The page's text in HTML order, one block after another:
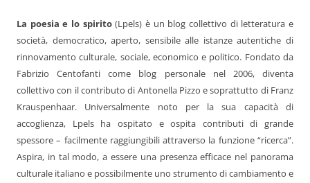
La poesia e lo spirito(Lpels) è un blog collettivo di letteratura e
società, democratico, aperto, sensibile alle istanze autentiche di
rinnovamento culturale, sociale, economico e politico. Fondato da
Fabrizio Centofanti come blog personale nel 2006, diventa
collettivo con il contributo di Antonella Pizzo e soprattutto di Franz
Krauspenhaar. Universalmente noto per la sua capacità di
accoglienza, Lpels ha ospitato e ospita contributi di grande
spessore – facilmente raggiungibili attraverso la funzione “ricerca”.
Aspira, in tal modo, a essere una presenza efficace nel panorama
culturale italiano e possibilmente uno strumento di cambiamento e